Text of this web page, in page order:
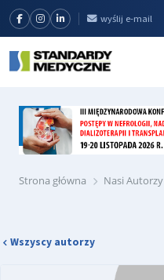
wyślij e-mail
Strona główna Nasi Autorzy
Wszyscy autorzy